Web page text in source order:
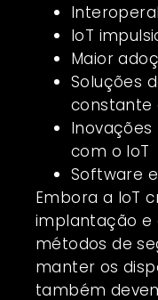
IoT
Maior
Soluções
constante
com o IoT
Software
Embora a IoT
implantação e
métodos de
manter os
também